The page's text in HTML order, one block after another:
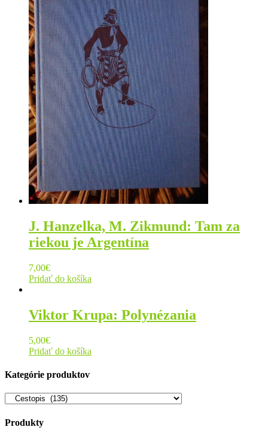
J. Hanzelka, M. Zikmund: Tam za
riekou je Argentína
7,00€
Pridať do košíka
Viktor Krupa: Polynézania
5,00€
Pridať do košíka
Kategórie produktov
Produkty